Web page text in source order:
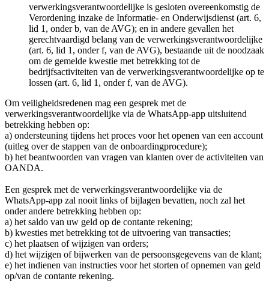
verwerkingsverantwoordelijke is gesloten overeenkomstig de
Verordening inzake de Informatie- en Onderwijsdienst (art. 6,
lid 1, onder b, van de AVG); en in andere gevallen het
gerechtvaardigd belang van de verwerkingsverantwoordelijke
(art. 6, lid 1, onder f, van de AVG), bestaande uit de noodzaak
om de gemelde kwestie met betrekking tot de
bedrijfsactiviteiten van de verwerkingsverantwoordelijke op te
lossen (art. 6, lid 1, onder f, van de AVG).
Om veiligheidsredenen mag een gesprek met de
verwerkingsverantwoordelijke via de WhatsApp-app uitsluitend
betrekking hebben op:
a) ondersteuning tijdens het proces voor het openen van een account
(uitleg over de stappen van de onboardingprocedure);
b) het beantwoorden van vragen van klanten over de activiteiten van
OANDA.
Een gesprek met de verwerkingsverantwoordelijke via de
WhatsApp-app zal nooit links of bijlagen bevatten, noch zal het
onder andere betrekking hebben op:
a) het saldo van uw geld op de contante rekening;
b) kwesties met betrekking tot de uitvoering van transacties;
c) het plaatsen of wijzigen van orders;
d) het wijzigen of bijwerken van de persoonsgegevens van de klant;
e) het indienen van instructies voor het storten of opnemen van geld
op/van de contante rekening.